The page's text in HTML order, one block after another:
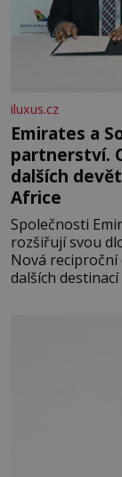
iluxus.cz
Emirates a
partnerství.
dalších
Africe
Společnosti
rozšiřují svou
Nová
dalších